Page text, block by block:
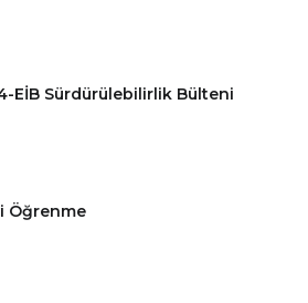
EİB Sürdürülebilirlik Bülteni
Öğrenme